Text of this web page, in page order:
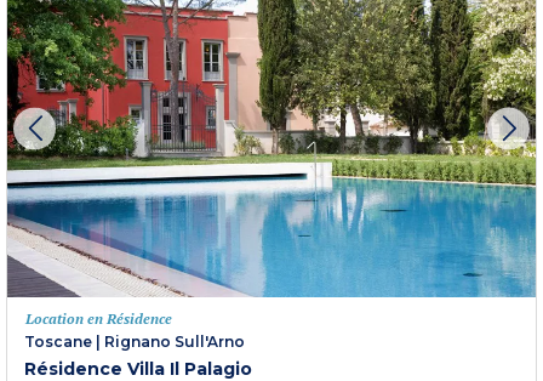
Location en Résidence
Toscane | Rignano Sull'Arno
Résidence Villa Il Palagio